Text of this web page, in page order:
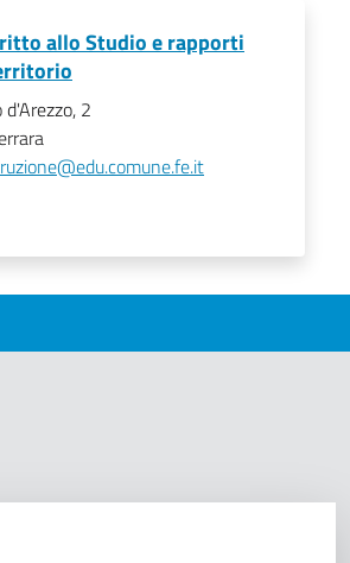
allo Studio e rapporti
d'Arezzo, 2